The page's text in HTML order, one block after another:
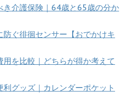
き介護保険｜64歳と65歳の分か
ぐ徘徊センサー【おでかけキ
を比較｜どちらが得か考えて
グッズ｜カレンダーポケット